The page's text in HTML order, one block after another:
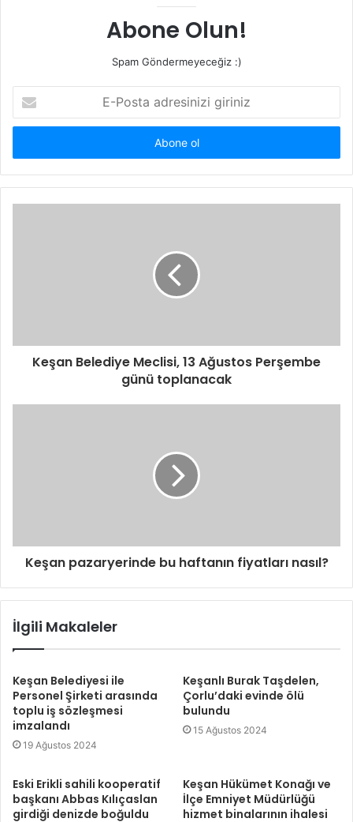
Abone Olun!
Spam Göndermeyeceğiz :)
Posta
adresinizi
Keşan Belediye Meclisi, 13 Ağustos Perşembe
günü toplanacak
Keşan pazaryerinde bu haftanın fiyatları nasıl?
İlgili Makaleler
Keşan Belediyesi ile
Personel Şirketi arasında
toplu iş sözleşmesi
imzalandı
19 Ağustos 2024
Keşanlı Burak Taşdelen,
Çorlu’daki evinde ölü
bulundu
15 Ağustos 2024
Eski Erikli sahili kooperatif
başkanı Abbas Kılıçaslan
girdiği denizde boğuldu
Keşan Hükümet Konağı ve
İlçe Emniyet Müdürlüğü
hizmet binalarının ihalesi